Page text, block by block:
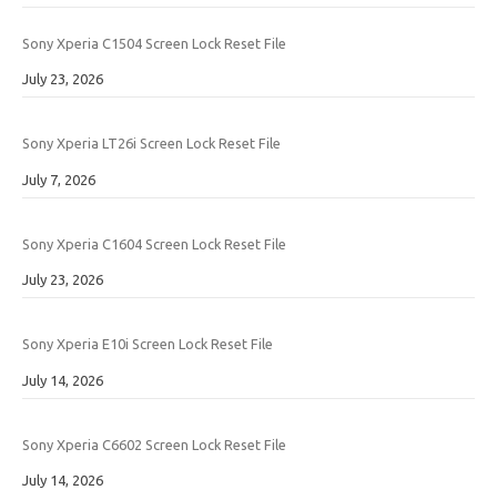
Sony Xperia C1504 Screen Lock Reset File
Date
July 23, 2026
Sony Xperia LT26i Screen Lock Reset File
Date
July 7, 2026
Sony Xperia C1604 Screen Lock Reset File
Date
July 23, 2026
Sony Xperia E10i Screen Lock Reset File
Date
July 14, 2026
Sony Xperia C6602 Screen Lock Reset File
Date
July 14, 2026